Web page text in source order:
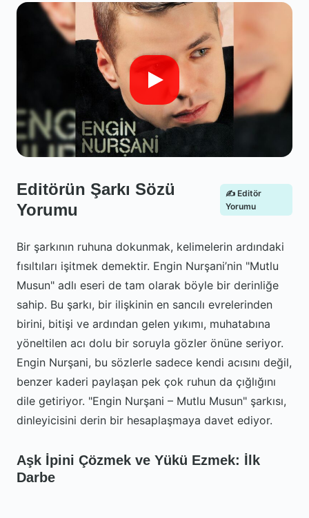
Editörün Şarkı Sözü
Yorumu
✍️ Editör
Yorumu
Bir şarkının ruhuna dokunmak, kelimelerin ardındaki
fısıltıları işitmek demektir. Engin Nurşani’nin "Mutlu
Musun" adlı eseri de tam olarak böyle bir derinliğe
sahip. Bu şarkı, bir ilişkinin en sancılı evrelerinden
birini, bitişi ve ardından gelen yıkımı, muhatabına
yöneltilen acı dolu bir soruyla gözler önüne seriyor.
Engin Nurşani, bu sözlerle sadece kendi acısını değil,
benzer kaderi paylaşan pek çok ruhun da çığlığını
dile getiriyor. "Engin Nurşani – Mutlu Musun" şarkısı,
dinleyicisini derin bir hesaplaşmaya davet ediyor.
Aşk İpini Çözmek ve Yükü Ezmek: İlk
Darbe